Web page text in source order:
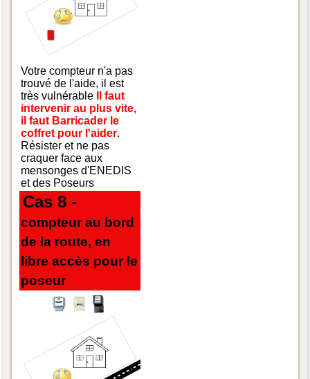
Votre compteur n'a pas
trouvé de l'aide, il est
très vulnérable
Il faut
intervenir au plus vite,
il faut Barricader le
coffret pour l'aider.
Résister et ne pas
craquer face aux
mensonges d'ENEDIS
et des Poseurs
Cas 8 -
compteur au bord
de la route, en
libre accès pour le
poseur